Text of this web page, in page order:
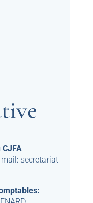
secretariat